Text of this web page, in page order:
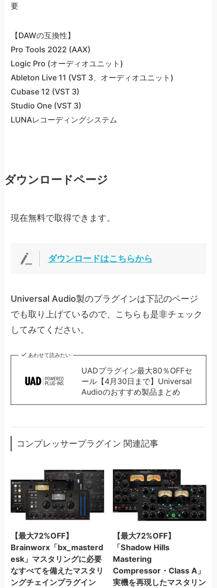
要
【DAWの互換性】
Pro Tools 2022 (AAX)
Logic Pro (オーディオユニット)
Ableton Live 11 (VST 3、オーディオユニット)
Cubase 12 (VST 3)
Studio One (VST 3)
LUNAレコーディングシステム
ダウンロードページ
現在無料で取得できます。
ダウンロードはこちらから
Universal Audio製のプラグインは下記のページ
でも取り上げているので、こちらも是非チェック
してみてください。
あわせて読みたい
UADプラグイン最大80％OFFセ
ール【4月30日まで】Universal
Audioのおすすめ製品まとめ
コンプレッサープラグイン 関連記事
【最大72%OFF】
Brainworx「bx_masterd
esk」マスタリングに必要
なすべてを備えたマスタリ
ングチェインプラグイン
【最大72%OFF】
「Shadow Hills
Mastering
Compressor・Class A」
実機を再現したマスタリン